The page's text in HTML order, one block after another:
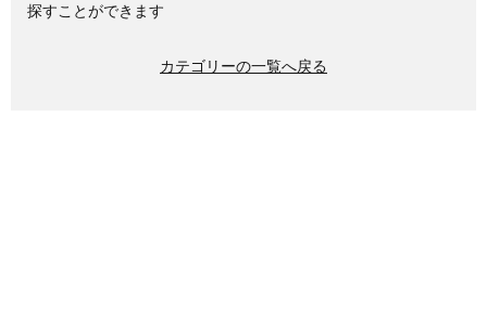
探すことができます
カテゴリーの一覧へ戻る